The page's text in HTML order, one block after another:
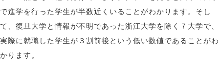
で進学を行った学生が半数近くいることがわかります。そし
て、復旦大学と情報が不明であった浙江大学を除く７大学で、
実際に就職した学生が３割前後という低い数値であることがわ
かります。